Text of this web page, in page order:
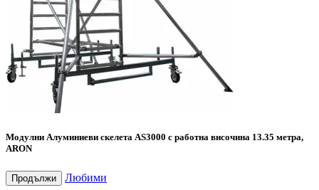
Модулни Алуминиеви скелета AS3000 с работна височина 13.35 метра,
ARON
Продължи Любими